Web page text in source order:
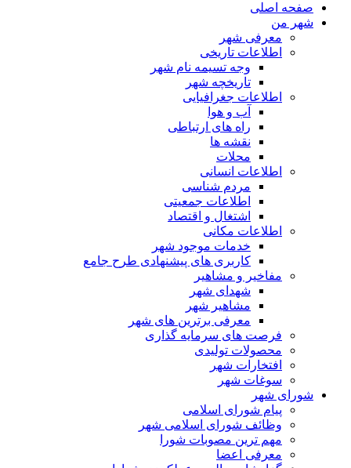
صفحه اصلی
شهر من
معرفی شهر
اطلاعات تاریخی
وجه تسیمه نام شهر
تاریخچه شهر
اطلاعات جغرافیایی
آب و هوا
راه های ارتباطی
نقشه ها
محلات
اطلاعات انسانی
مردم شناسی
اطلاعات جمعیتی
اشتغال و اقتصاد
اطلاعات مکانی
خدمات موجود شهر
کاربری های پیشنهادی طرح جامع
مفاخیر و مشاهیر
شهدای شهر
مشاهیر شهر
معرفی برترین های شهر
فرصت های سرمایه گذاری
محصولات تولیدی
افتخارات شهر
سوغات شهر
شورای شهر
پیام شورای اسلامی
وظائف شورای اسلامی شهر
مهم ترین مصوبات شورا
معرفی اعضا